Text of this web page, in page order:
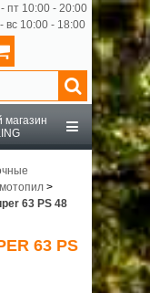
пт 10:00 - 20:00
вс 10:00 - 18:00
>
63 PS 48
63 PS